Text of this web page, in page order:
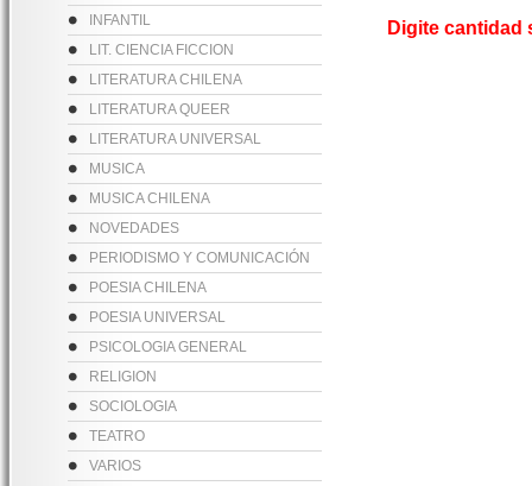
INFANTIL
LIT. CIENCIA FICCION
LITERATURA CHILENA
LITERATURA QUEER
LITERATURA UNIVERSAL
MUSICA
MUSICA CHILENA
NOVEDADES
PERIODISMO Y COMUNICACIÓN
POESIA CHILENA
POESIA UNIVERSAL
PSICOLOGIA GENERAL
RELIGION
SOCIOLOGIA
TEATRO
VARIOS
Digite